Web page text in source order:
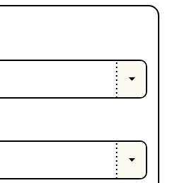
UP
PROJECT